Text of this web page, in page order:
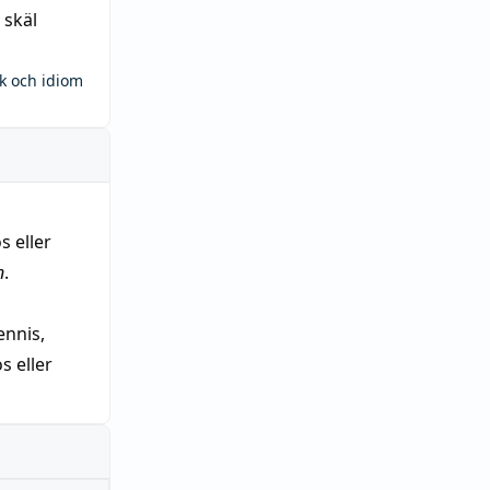
och idiom
eller
.
eller